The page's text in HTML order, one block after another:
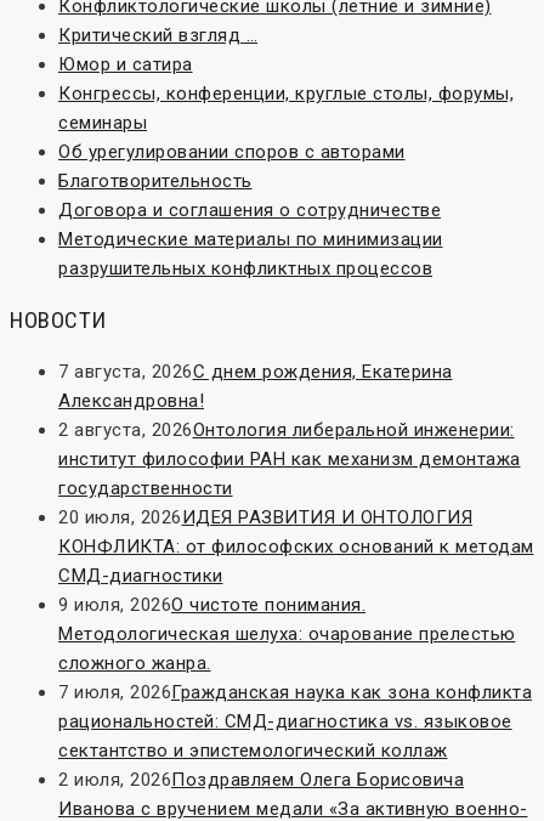
Конфликтологические школы (летние и зимние)
Критический взгляд …
Юмор и сатира
Конгрессы, конференции, круглые столы, форумы,
семинары
Об урегулировании споров с авторами
Благотворительность
Договора и соглашения о сотрудничестве
Методические материалы по минимизации
разрушительных конфликтных процессов
НОВОСТИ
7 августа, 2026С днем рождения, Екатерина
Александровна!
2 августа, 2026Онтология либеральной инженерии:
институт философии РАН как механизм демонтажа
государственности
20 июля, 2026ИДЕЯ РАЗВИТИЯ И ОНТОЛОГИЯ
КОНФЛИКТА: от философских оснований к методам
СМД-диагностики
9 июля, 2026О чистоте понимания.
Методологическая шелуха: очарование прелестью
сложного жанра.
7 июля, 2026Гражданская наука как зона конфликта
рациональностей: СМД-диагностика vs. языковое
сектантство и эпистемологический коллаж
2 июля, 2026Поздравляем Олега Борисовича
Иванова с вручением медали «За активную военно-